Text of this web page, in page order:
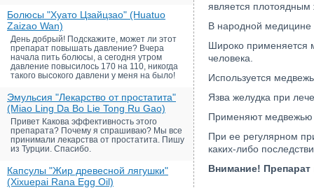
Болюсы "Хуато Цзайцзао" (Huatuo
Zaizao Wan)
День добрый! Подскажите, может ли этот
препарат повышать давление? Вчера
начала пить болюсы, а сегодня утром
давление повысилось 170 на 110, никогда
такого высокого давлени у меня на было!
Эмульсия "Лекарство от простатита"
(Miao Ling Da Bo Lie Tong Ru Gao)
Привет Какова эффективность этого
препарата? Почему я спрашиваю? Мы все
принимали лекарства от простатита. Пишу
из Турции. Спасибо.
Капсулы "Жир древесной лягушки"
(Xixuepai Rana Egg Oil)
является
В народной медицине
Широко применяется
человека.
Используется
Язва желудка при
Применяют медвежью
При ее регулярном
каких-либо
Внимание!